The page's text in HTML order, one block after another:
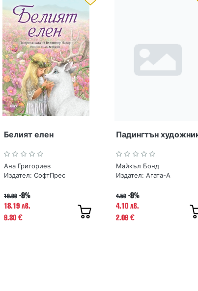
Белият елен
Ана Григориев
Издател: СофтПрес
19.99 -9%
18.19 лв.
9.30 €
Падингтън
Майкъл Бонд
Издател: Агата-А
4.50 -9%
4.10 лв.
2.09 €